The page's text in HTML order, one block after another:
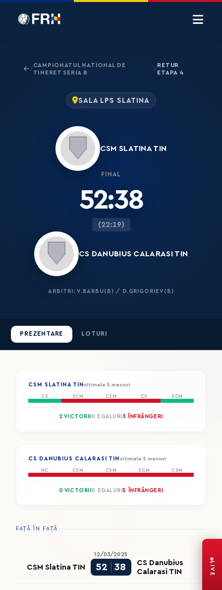
/
CAMPIONATUL NATIONAL DE
TINERET SERIA B
/
RETUR
ETAPA 4
SALA LPS SLATINA
CSM SLATINA TIN
FINAL
52:38
(22:19)
CS DANUBIUS CALARASI TIN
ARBITRI: V.BARBU(B) / D.GRIGORIEV(B)
PREZENTARE LOTURI
CSM SLATINA TINultimele 5 meciuri
CS SCM CSM CS SCM
2 VICTORII 0 EGALURI 3 ÎNFRÂNGERI
CS DANUBIUS CALARASI TIN ultimele 5 meciuri
HC CSM CSM SCM CSM
0 VICTORII 0 EGALURI5 ÎNFRÂNGERI
FAȚĂ ÎN FAȚĂ
12/03/2025
CSM Slatina TIN 52 38
CS Danubius
Calarasi TIN
LIVE